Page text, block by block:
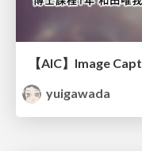
yuigawada